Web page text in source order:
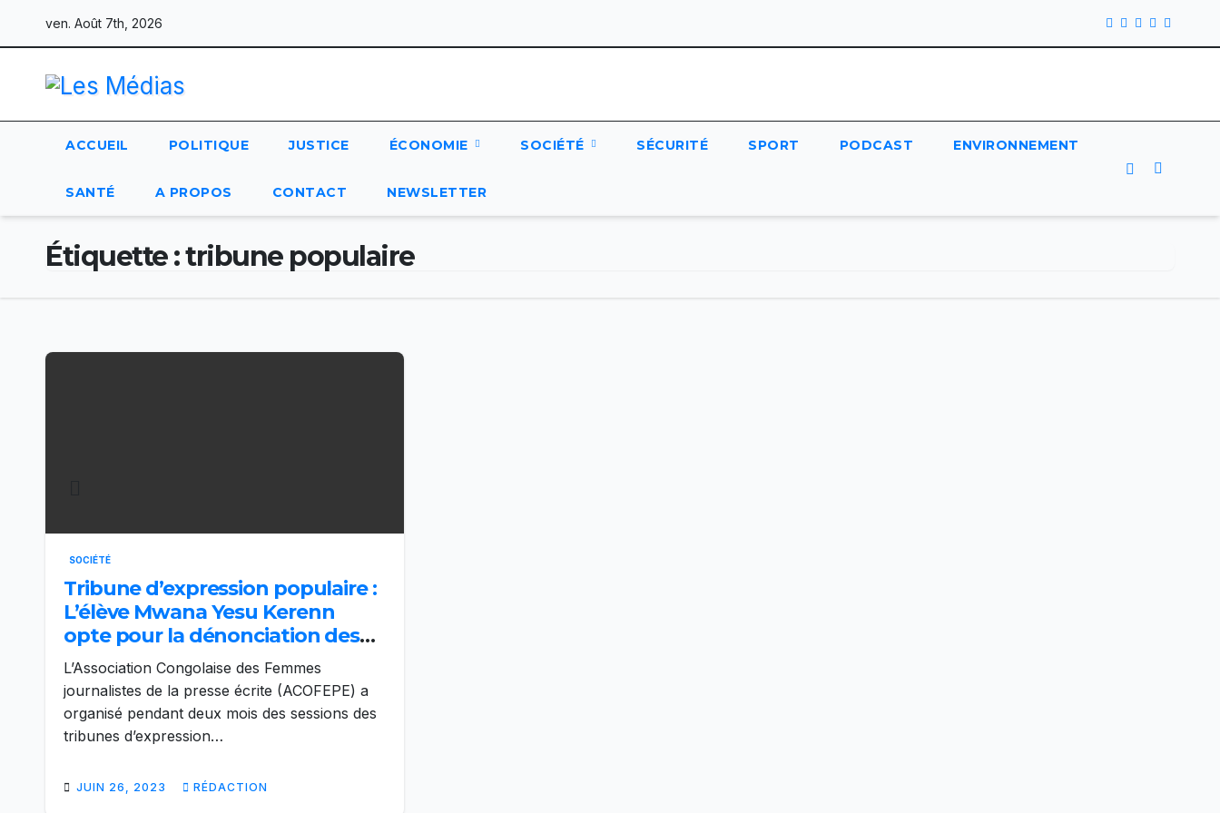
ven. Août 7th, 2026
ACCUEIL POLITIQUE JUSTICE ÉCONOMIE SOCIÉTÉ SÉCURITÉ SPORT PODCAST ENVIRONNEMENT
SANTÉ A PROPOS CONTACT NEWSLETTER
Étiquette :tribune populaire
SOCIÉTÉ
Tribune d’expression populaire :
L’élève Mwana Yesu Kerenn
opte pour la dénonciation des
cas des violences sexuelles dans
des écoles
L’Association Congolaise des Femmes
journalistes de la presse écrite (ACOFEPE) a
organisé pendant deux mois des sessions des
tribunes d’expression…
JUIN 26, 2023 RÉDACTION